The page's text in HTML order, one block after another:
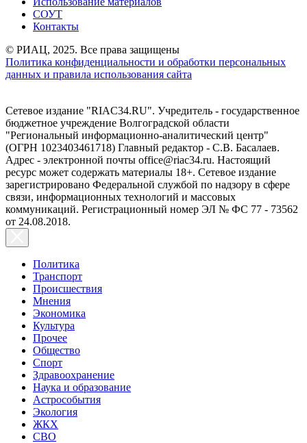
СОУТ
Контакты
© РИАЦ, 2025. Все права защищены
Политика конфиденциальности и обработки персональных
данных и правила использования сайта
Сетевое издание "RIAC34.RU". Учредитель - государственное
бюджетное учреждение Волгоградской области
"Региональный информационно-аналитический центр"
(ОГРН 1023403461718) Главный редактор - С.В. Басалаев.
Адрес - электронной почты office@riac34.ru. Настоящий
ресурс может содержать материалы 18+. Сетевое издание
зарегистрировано Федеральной службой по надзору в сфере
связи, информационных технологий и массовых
коммуникаций. Регистрационный номер ЭЛ № ФС 77 - 73562
от 24.08.2018.
Политика
Транспорт
Происшествия
Мнения
Экономика
Культура
Прочее
Общество
Спорт
Здравоохранение
Наука и образование
Астрособытия
Экология
ЖКХ
СВО